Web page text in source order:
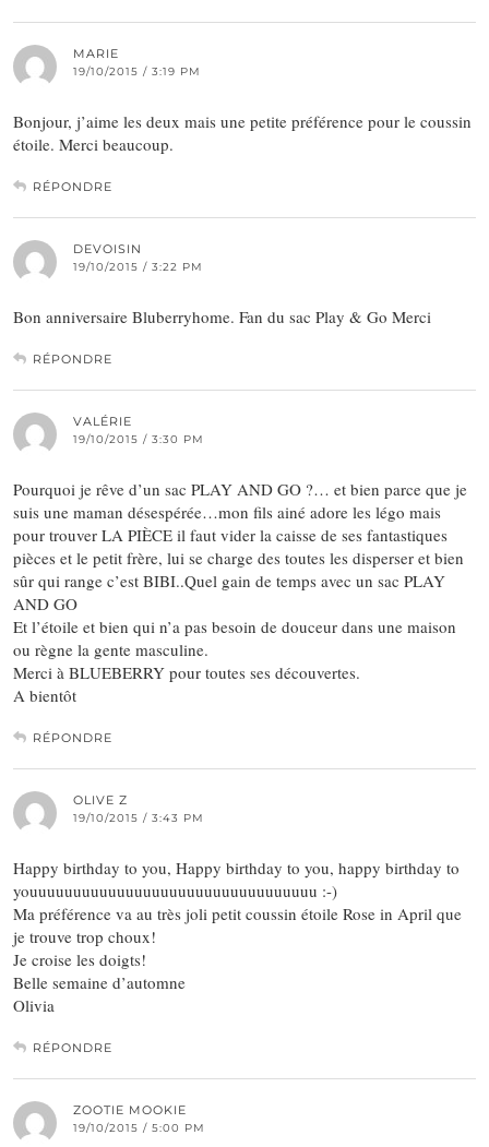
MARIE
19/10/2015 / 3:19 PM
Bonjour, j’aime les deux mais une petite préférence pour le coussin
étoile. Merci beaucoup.
RÉPONDRE
DEVOISIN
19/10/2015 / 3:22 PM
Bon anniversaire Bluberryhome. Fan du sac Play & Go Merci
RÉPONDRE
VALÉRIE
19/10/2015 / 3:30 PM
Pourquoi je rêve d’un sac PLAY AND GO ?… et bien parce que je
suis une maman désespérée…mon fils ainé adore les légo mais
pour trouver LA PIÈCE il faut vider la caisse de ses fantastiques
pièces et le petit frère, lui se charge des toutes les disperser et bien
sûr qui range c’est BIBI..Quel gain de temps avec un sac PLAY
AND GO
Et l’étoile et bien qui n’a pas besoin de douceur dans une maison
ou règne la gente masculine.
Merci à BLUEBERRY pour toutes ses découvertes.
A bientôt
RÉPONDRE
OLIVE Z
19/10/2015 / 3:43 PM
Happy birthday to you, Happy birthday to you, happy birthday to
youuuuuuuuuuuuuuuuuuuuuuuuuuuuuuuuu :-)
Ma préférence va au très joli petit coussin étoile Rose in April que
je trouve trop choux!
Je croise les doigts!
Belle semaine d’automne
Olivia
RÉPONDRE
ZOOTIE MOOKIE
19/10/2015 / 5:00 PM